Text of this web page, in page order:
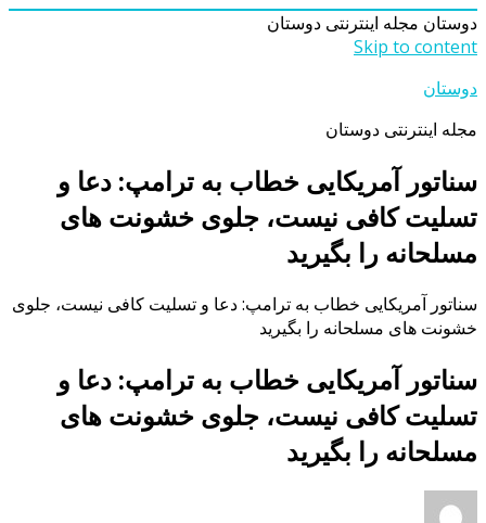
دوستان مجله اینترنتی دوستان
Skip to content
دوستان
مجله اینترنتی دوستان
سناتور آمریکایی خطاب به ترامپ: دعا و
تسلیت کافی نیست، جلوی خشونت های
مسلحانه را بگیرید
سناتور آمریکایی خطاب به ترامپ: دعا و تسلیت کافی نیست، جلوی
خشونت های مسلحانه را بگیرید
سناتور آمریکایی خطاب به ترامپ: دعا و
تسلیت کافی نیست، جلوی خشونت های
مسلحانه را بگیرید